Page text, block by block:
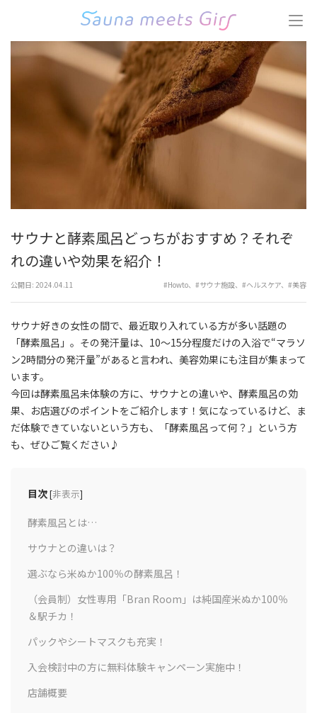
す)サウナと酵素風呂どっちがおすすめ？それぞ
れの違いや効果を紹介！
公開日: 2024.04.11 #Howto、 #サウナ施設、 #ヘルスケア、 #美容
サウナ好きの女性の間で、最近取り入れている方が多い話題の
「酵素風呂」。その発汗量は、10～15分程度だけの入浴で“マラソ
ン2時間分の発汗量”があると言われ、美容効果にも注目が集まって
います。
今回は酵素風呂未体験の方に、サウナとの違いや、酵素風呂の効
果、お店選びのポイントをご紹介します！気になっているけど、ま
だ体験できていないという方も、「酵素風呂って何？」という方
も、ぜひご覧ください♪
目次[非表示]
酵素風呂とは…
サウナとの違いは？
選ぶなら米ぬか100％の酵素風呂！
（会員制）女性専用「Bran Room」は純国産米ぬか100％
＆駅チカ！
パックやシートマスクも充実！
入会検討中の方に無料体験キャンペーン実施中！
店舗概要